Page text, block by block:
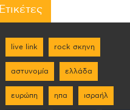
Ετικέτες
live link rock σκηνη
αστυνομία ελλάδα
ευρώπη ηπα ισραήλ